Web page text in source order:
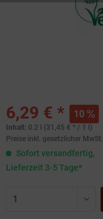
6,29 € * 10
Inhalt: 0.2 l (31,45 € * / 1 l)
Preise inkl. gesetzlicher MwSt.
Sofort versandfertig,
Lieferzeit 3-5 Tage*